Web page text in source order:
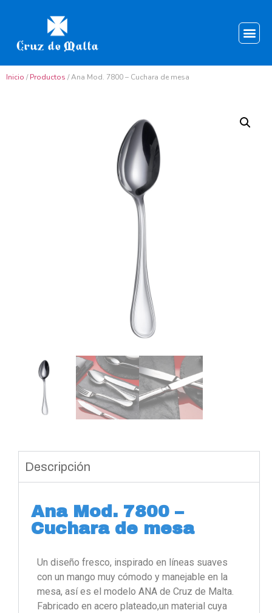
Inicio /Productos / Ana Mod. 7800 – Cuchara de mesa
Descripción
Ana Mod. 7800 –
Cuchara de mesa
Un diseño fresco, inspirado en líneas suaves
con un mango muy cómodo y manejable en la
mesa, así es el modelo ANA de Cruz de Malta.
Fabricado en acero plateado,un material cuya